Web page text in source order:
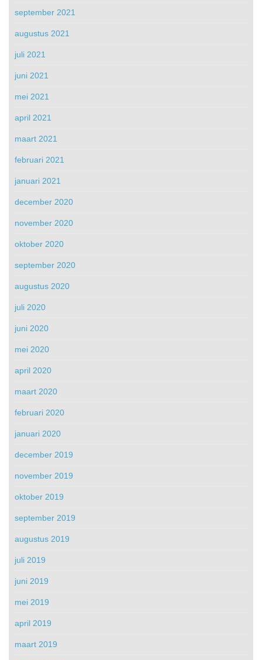
september 2021
augustus 2021
juli 2021
juni 2021
mei 2021
april 2021
maart 2021
februari 2021
januari 2021
december 2020
november 2020
oktober 2020
september 2020
augustus 2020
juli 2020
juni 2020
mei 2020
april 2020
maart 2020
februari 2020
januari 2020
december 2019
november 2019
oktober 2019
september 2019
augustus 2019
juli 2019
juni 2019
mei 2019
april 2019
maart 2019